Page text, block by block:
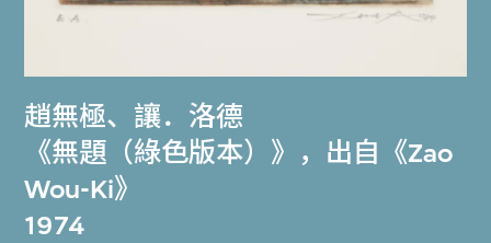
趙無極、 讓．洛德
《無題（綠色版本）》，出自《Zao
Wou-Ki》
1974